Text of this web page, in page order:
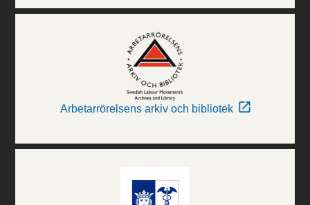
Arbetarrörelsens arkiv och bibliotek